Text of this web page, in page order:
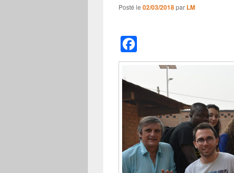
Posté le 02/03/2018par LM
a
e
b
o
o
k